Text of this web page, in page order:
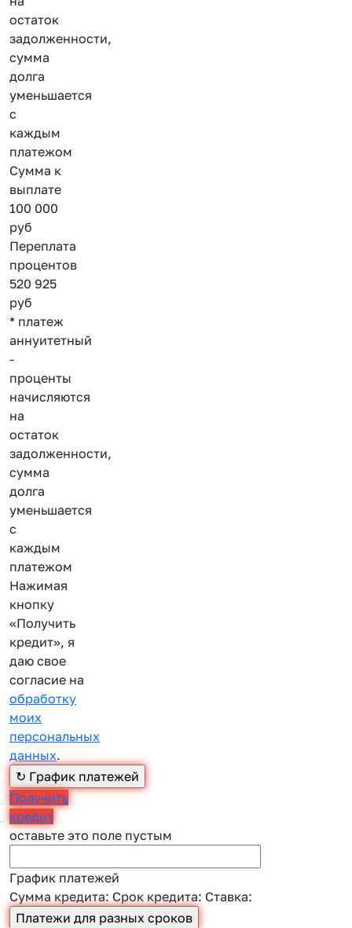
остаток
задолженности,
сумма
долга
уменьшается
с
каждым
платежом
Сумма к
выплате
100 000
руб
Переплата
процентов
520 925
руб
* платеж
аннуитетный
-
проценты
начисляются
на
остаток
задолженности,
сумма
долга
уменьшается
с
каждым
платежом
Нажимая
кнопку
«Получить
кредит», я
даю свое
согласие на
обработку
моих
персональных
данных.
Получить
кредит
оставьте это поле пустым
График платежей
Сумма кредита: Срок кредита: Ставка: